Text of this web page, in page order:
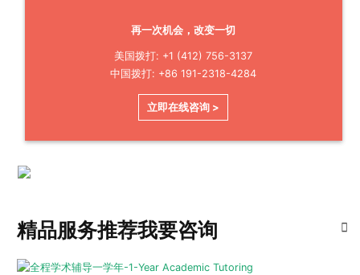
再一次机会，改变一切
美国拨打: +1 (412) 756-3137
中国拨打: +86 191-2318-4284
立即在线咨询 >
精品服务推荐我要咨询